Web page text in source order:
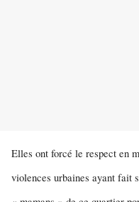
Elles ont forcé le respect en
violences urbaines ayant fait